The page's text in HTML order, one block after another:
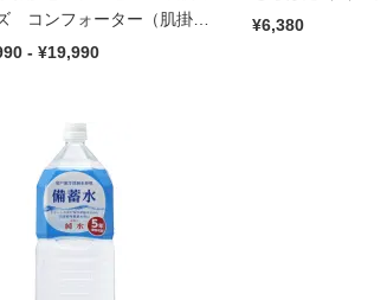
コンフォーター（肌掛け
- ¥19,990
¥6,380